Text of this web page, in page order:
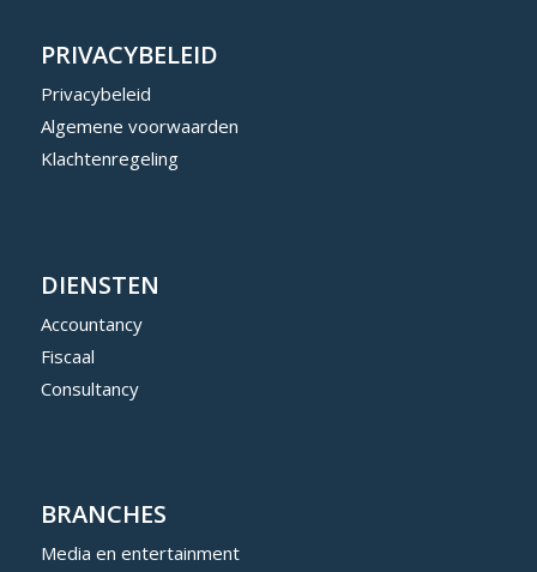
PRIVACYBELEID
Privacybeleid
Algemene voorwaarden
Klachtenregeling
DIENSTEN
Accountancy
Fiscaal
Consultancy
BRANCHES
Media en entertainment